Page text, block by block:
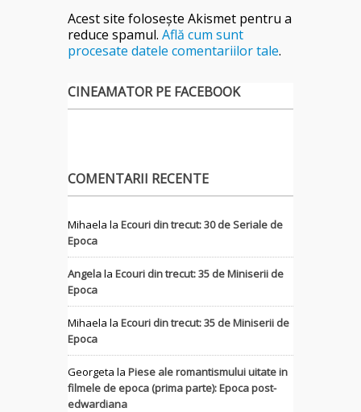
Acest site folosește Akismet pentru a
reduce spamul. Află cum sunt
procesate datele comentariilor tale.
CINEAMATOR PE FACEBOOK
COMENTARII RECENTE
Mihaela la Ecouri din trecut: 30 de Seriale de
Epoca
Angelala Ecouri din trecut: 35 de Miniserii de
Epoca
Mihaela la Ecouri din trecut: 35 de Miniserii de
Epoca
Georgeta la Piese ale romantismului uitate in
filmele de epoca (prima parte): Epoca post-
edwardiana